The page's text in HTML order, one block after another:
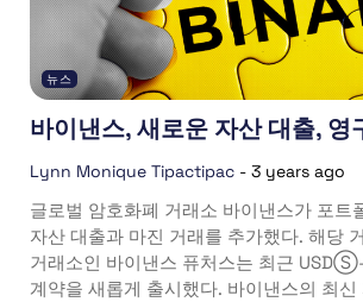
뉴스
바이낸스, 새로운 자산 대출, 영
Lynn Monique Tipactipac - 3 years ago
글로벌 암호화폐 거래소 바이낸스가 포트
자산 대출과 마진 거래를 추가했다. 해당
거래소인 바이낸스 퓨처스는 최근 USDⓈ-
계약을 새롭게 출시했다. 바이낸스의 최신